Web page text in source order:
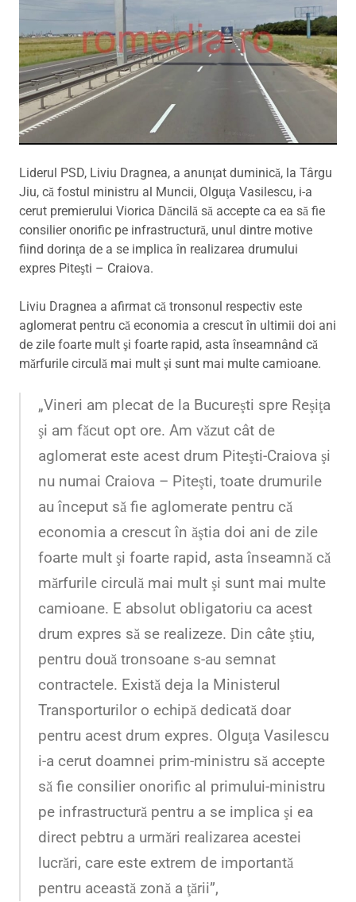
Liderul PSD, Liviu Dragnea, a anunţat duminică, la Târgu
Jiu, că fostul ministru al Muncii, Olguţa Vasilescu, i-a
cerut premierului Viorica Dăncilă să accepte ca ea să fie
consilier onorific pe infrastructură, unul dintre motive
fiind dorinţa de a se implica în realizarea drumului
expres Piteşti – Craiova.
Liviu Dragnea a afirmat că tronsonul respectiv este
aglomerat pentru că economia a crescut în ultimii doi ani
de zile foarte mult şi foarte rapid, asta înseamnând că
mărfurile circulă mai mult şi sunt mai multe camioane.
„Vineri am plecat de la Bucureşti spre Reşiţa
şi am făcut opt ore. Am văzut cât de
aglomerat este acest drum Piteşti-Craiova şi
nu numai Craiova – Piteşti, toate drumurile
au început să fie aglomerate pentru că
economia a crescut în ăştia doi ani de zile
foarte mult şi foarte rapid, asta înseamnă că
mărfurile circulă mai mult şi sunt mai multe
camioane. E absolut obligatoriu ca acest
drum expres să se realizeze. Din câte ştiu,
pentru două tronsoane s-au semnat
contractele. Există deja la Ministerul
Transporturilor o echipă dedicată doar
pentru acest drum expres. Olguţa Vasilescu
i-a cerut doamnei prim-ministru să accepte
să fie consilier onorific al primului-ministru
pe infrastructură pentru a se implica şi ea
direct pebtru a urmări realizarea acestei
lucrări, care este extrem de importantă
pentru această zonă a ţării”,